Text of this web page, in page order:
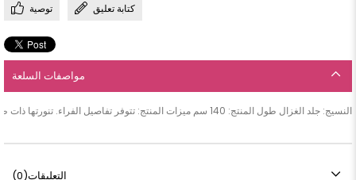
توصية كتابة تعليق
مواصفات السلعة
النسيج: جلد الغزال طول المنتج: 140 سم ميزات المنتج: تتوفر تفاصيل الفراء. تنورتها ذات طبقتين ، مع رداء. هو انغلق.
التعليقات(0)